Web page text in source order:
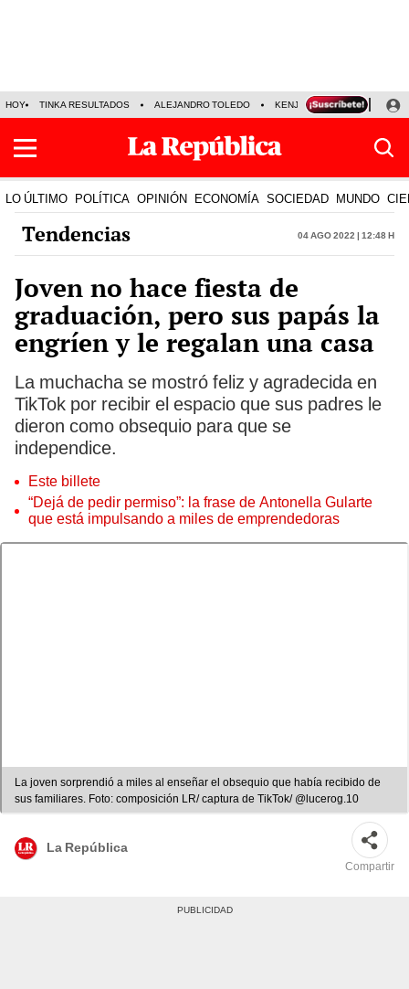
HOY TINKA RESULTADOS ALEJANDRO TOLEDO KENJI FUJIMORI
LO ÚLTIMO POLÍTICA OPINIÓN ECONOMÍA SOCIEDAD MUNDO
Tendencias 04 Ago 2022 | 12:48 h
Joven no hace fiesta de
graduación, pero sus papás la
engríen y le regalan una casa
La muchacha se mostró feliz y agradecida en
TikTok por recibir el espacio que sus padres le
dieron como obsequio para que se
independice.
Este billete
“Dejá de pedir permiso”: la frase de Antonella Gularte
que está impulsando a miles de emprendedoras
La joven sorprendió a miles al enseñar el obsequio que había recibido de
sus familiares. Foto: composición LR/ captura de TikTok/ @lucerog.10
La República
Compartir